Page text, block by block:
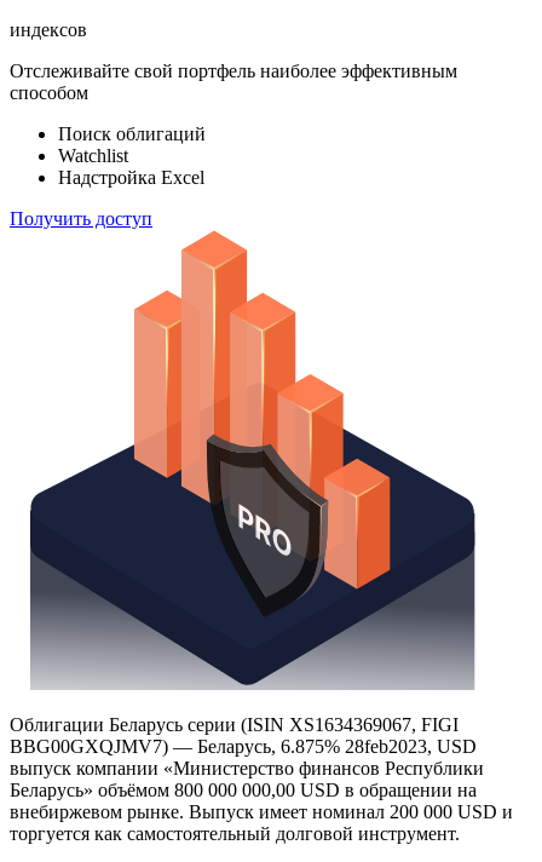
индексов
Отслеживайте свой портфель наиболее эффективным
способом
Поиск облигаций
Watchlist
Надстройка Excel
Получить доступ
Облигации Беларусь серии (ISIN XS1634369067, FIGI
BBG00GXQJMV7) — Беларусь, 6.875% 28feb2023, USD
выпуск компании «Министерство финансов Республики
Беларусь» объёмом 800 000 000,00 USD в обращении на
внебиржевом рынке. Выпуск имеет номинал 200 000 USD и
торгуется как самостоятельный долговой инструмент.